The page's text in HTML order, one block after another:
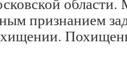
признанием